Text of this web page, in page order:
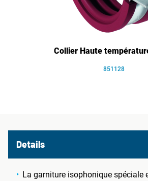
Collier Haute
851128
Details
La garniture isophonique spéciale